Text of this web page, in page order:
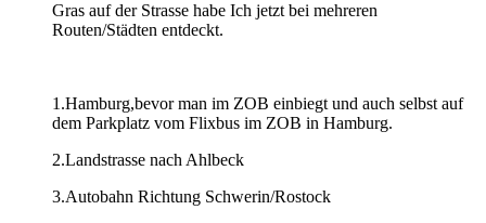
Gras auf der Strasse habe Ich jetzt bei mehreren
Routen/Städten entdeckt.
1.Hamburg,bevor man im ZOB einbiegt und auch selbst auf
dem Parkplatz vom Flixbus im ZOB in Hamburg.
2.Landstrasse nach Ahlbeck
3.Autobahn Richtung Schwerin/Rostock